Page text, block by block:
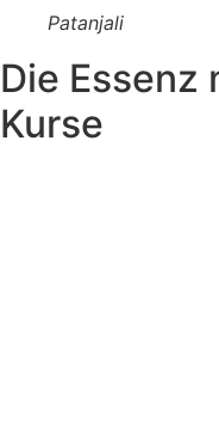
Patanjali
Die Essenz
Kurse